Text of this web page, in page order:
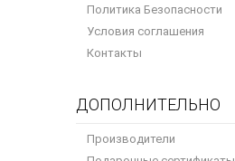
Политика Безопасности
Условия соглашения
Контакты
ДОПОЛНИТЕЛЬНО
Производители